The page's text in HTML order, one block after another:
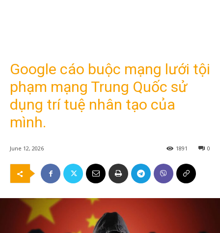
Google cáo buộc mạng lưới tội
phạm mạng Trung Quốc sử
dụng trí tuệ nhân tạo của
mình.
June 12, 2026 0
1891